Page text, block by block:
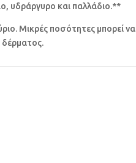
υδράργυρο και παλλάδιο.**
Μικρές ποσότητες μπορεί να
δέρματος.